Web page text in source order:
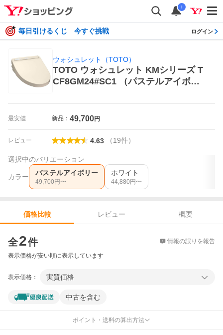
i
毎日引けるくじ 今すぐ挑戦 ログイン
ウォシュレット（TOTO）
TOTO ウォシュレット KMシリーズ T
CF8GM24#SC1 （パステルアイボリ
最安値 新品： 49,700円
レビュー 4.63 （19件）
選択中のバリエーション
カラー パステルアイボリー
49,700 円〜
ホワイト
44,880 円〜
価格比較 レビュー
概要
全2件 情報の誤りを報告
表示価格が安い順に表示しています
表示価格： 実質価格
中古を含む
ポイント・送料の算出方法